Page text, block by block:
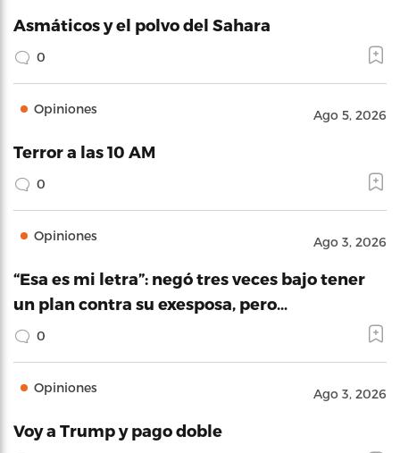
Asmáticos y el polvo del Sahara
0
Opiniones Ago 5, 2026
Terror a las 10 AM
0
Opiniones Ago 3, 2026
“Esa es mi letra”: negó tres veces bajo tener
un plan contra su exesposa, pero…
0
Opiniones Ago 3, 2026
Voy a Trump y pago doble